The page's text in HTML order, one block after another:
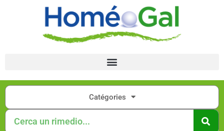
Catégories